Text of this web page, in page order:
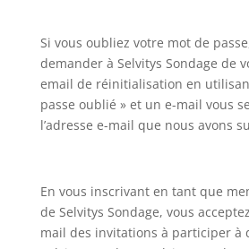
Si vous oubliez votre mot de
demander à Selvitys Sondage de
email de réinitialisation en
passe oublié » et un e-mail vous
l’adresse e-mail que nous avons
En vous inscrivant en tant que
de Selvitys Sondage, vous
mail des invitations à participer à